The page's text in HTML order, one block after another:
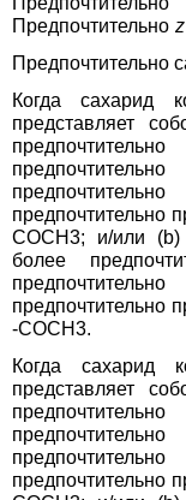
Предпочтительно
Предпочтительно
Когда сахарид
представляет
предпочтительно
COCH3; и/или (b)
более
предпочтительно
-COCH3.
Когда сахарид
представляет
предпочтительно